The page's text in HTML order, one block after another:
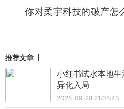
你对柔宇科技的破产怎
推荐文章
小红书试水本地
异化入局
2025-09-28 21:05:43